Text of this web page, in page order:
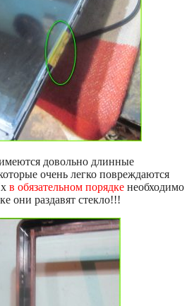
довольно длинные
очень легко повреждаются
в обязательном порядке необходимо
они раздавят стекло!!!